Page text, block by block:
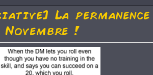
La permanence
Novembre !